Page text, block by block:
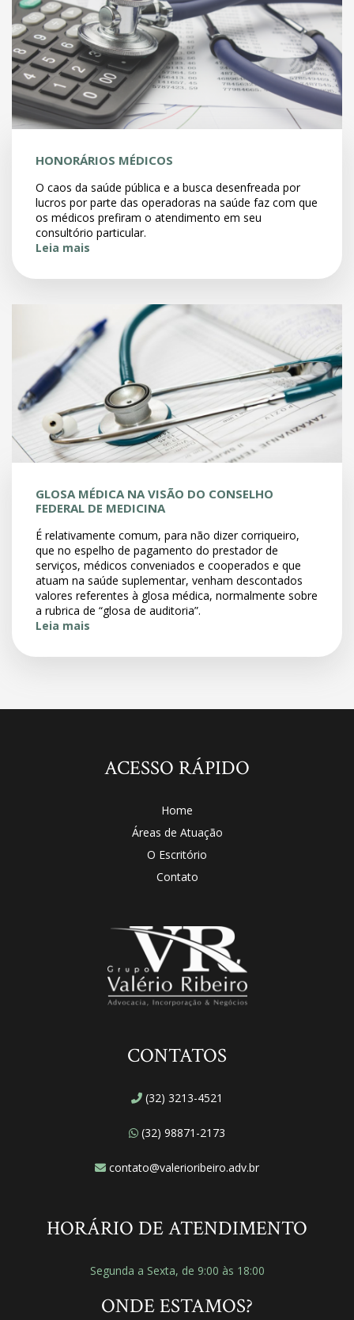
HONORÁRIOS MÉDICOS
O caos da saúde pública e a busca desenfreada por
lucros por parte das operadoras na saúde faz com que
os médicos prefiram o atendimento em seu
consultório particular.
Leia mais
GLOSA MÉDICA NA VISÃO DO CONSELHO
FEDERAL DE MEDICINA
É relativamente comum, para não dizer corriqueiro,
que no espelho de pagamento do prestador de
serviços, médicos conveniados e cooperados e que
atuam na saúde suplementar, venham descontados
valores referentes à glosa médica, normalmente sobre
a rubrica de “glosa de auditoria”.
Leia mais
ACESSO RÁPIDO
Home
Áreas de Atuação
O Escritório
Contato
CONTATOS
(32) 3213-4521
(32) 98871-2173
contato@valerioribeiro.adv.br
HORÁRIO DE ATENDIMENTO
Segunda a Sexta, de 9:00 às 18:00
ONDE ESTAMOS?